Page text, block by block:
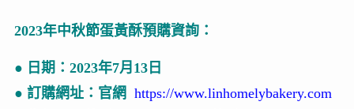
2023年中秋節蛋黃酥預購資詢：
● 日期：2023年7月13日
● 訂購網址：官網 https://www.linhomelybakery.com